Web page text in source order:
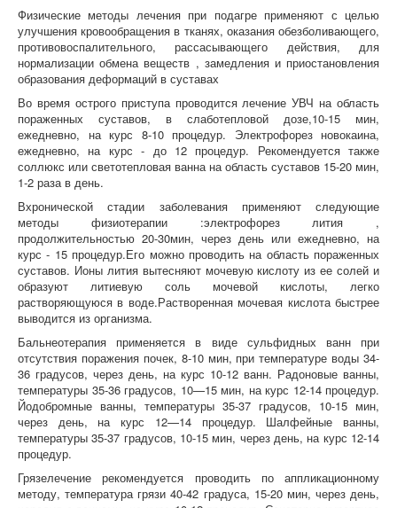
Физические методы лечения при подагре применяют с целью
улучшения кровообращения в тканях, оказания обезболивающего,
противовоспалительного, рассасывающего действия, для
нормализации обмена веществ , замедления и приостановления
образования деформаций в суставах
Во время острого приступа проводится лечение УВЧ на область
пораженных суставов, в слаботепловой дозе,10-15 мин,
ежедневно, на курс 8-10 процедур. Электрофорез новокаина,
ежедневно, на курс - до 12 процедур. Рекомендуется также
соллюкс или светотепловая ванна на область суставов 15-20 мин,
1-2 раза в день.
Вхронической стадии заболевания применяют следующие
методы физиотерапии :электрофорез лития ,
продолжительностью 20-30мин, через день или ежедневно, на
курс - 15 процедур.Его можно проводить на область пораженных
суставов. Ионы лития вытесняют мочевую кислоту из ее солей и
образуют литиевую соль мочевой кислоты, легко
растворяющуюся в воде.Растворенная мочевая кислота быстрее
выводится из организма.
Бальнеотерапия применяется в виде сульфидных ванн при
отсутствия поражения почек, 8-10 мин, при температуре воды 34-
36 градусов, через день, на курс 10-12 ванн. Радоновые ванны,
температуры 35-36 градусов, 10—15 мин, на курс 12-14 процедур.
Йодобромные ванны, температуры 35-37 градусов, 10-15 мин,
через день, на курс 12—14 процедур. Шалфейные ванны,
температуры 35-37 градусов, 10-15 мин, через день, на курс 12-14
процедур.
Грязелечение рекомендуется проводить по аппликационному
методу, температура грязи 40-42 градуса, 15-20 мин, через день,